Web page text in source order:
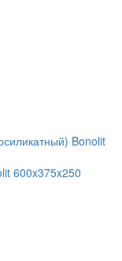
600x375x250